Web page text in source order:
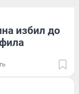
избил до